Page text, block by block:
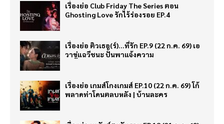
เรื่องย่อ Club Friday The Series ตอน
Ghosting Love รักไร้ร่องรอย EP.4
เรื่องย่อ ติวเธอ(ร์)…ที่รัก EP.9 (22 ก.ค. 69) เอ
วาขู่แฉวีชนะ ปั้นพาแจ้งความ
เรื่องย่อ เกมส์โกงเกมส์ EP.10 (22 ก.ค. 69) โก้
พลาดท่าโดนตลบหลัง | บ้านละคร